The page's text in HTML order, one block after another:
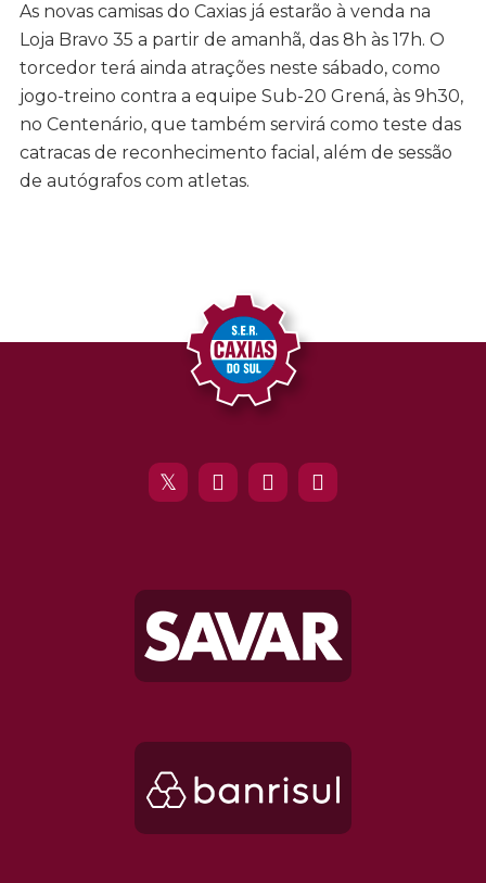
As novas camisas do Caxias já estarão à venda na
Loja Bravo 35 a partir de amanhã, das 8h às 17h. O
torcedor terá ainda atrações neste sábado, como
jogo-treino contra a equipe Sub-20 Grená, às 9h30,
no Centenário, que também servirá como teste das
catracas de reconhecimento facial, além de sessão
de autógrafos com atletas.